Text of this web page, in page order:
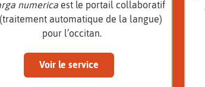
numericaest le portail collaboratif
automatique de la langue)
pour l’occitan.
Voir le service